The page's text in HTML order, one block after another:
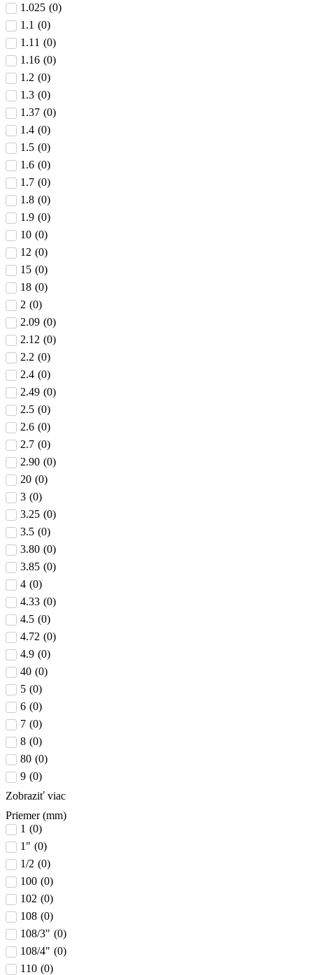
1.025 (0)
1.1 (0)
1.11 (0)
1.16 (0)
1.2 (0)
1.3 (0)
1.37 (0)
1.4 (0)
1.5 (0)
1.6 (0)
1.7 (0)
1.8 (0)
1.9 (0)
10 (0)
12 (0)
15 (0)
18 (0)
2 (0)
2.09 (0)
2.12 (0)
2.2 (0)
2.4 (0)
2.49 (0)
2.5 (0)
2.6 (0)
2.7 (0)
2.90 (0)
20 (0)
3 (0)
3.25 (0)
3.5 (0)
3.80 (0)
3.85 (0)
4 (0)
4.33 (0)
4.5 (0)
4.72 (0)
4.9 (0)
40 (0)
5 (0)
6 (0)
7 (0)
8 (0)
80 (0)
9 (0)
Zobraziť viac
Priemer (mm)
1 (0)
1" (0)
1/2 (0)
100 (0)
102 (0)
108 (0)
108/3" (0)
108/4" (0)
110 (0)